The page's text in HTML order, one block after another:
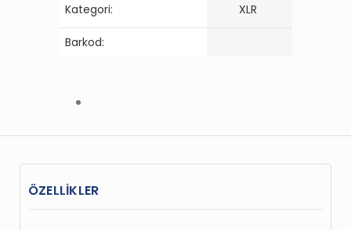
Kategori: XLR
Barkod:
ÖZELLİKLER